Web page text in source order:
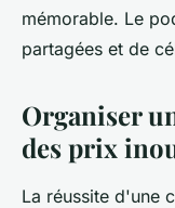
mémorable. Le
partagées et de
Organiser
des prix
La réussite d'une